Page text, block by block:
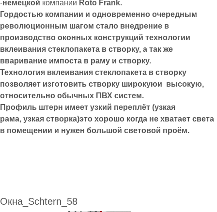
-немецкой компании Roto Frank.
Гордостью компании и одновременно очередным
революционным шагом стало внедрение в
производство оконных конструкций технологии
вклеивания стеклопакета в створку, а так же
вваривание импоста в раму и створку.
Технология вклеивания стеклопакета в створку
позволяет изготовить створку широкуюи высокую,
относительно обычных ПВХ систем.
Профиль штерн имеет узкий переплёт (узкая
рама, узкая створка)это хорошо когда не хватает света
в помещении и нужен большой световой проём.
Окна_Schtern_58